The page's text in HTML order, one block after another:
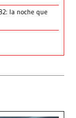
la noche que